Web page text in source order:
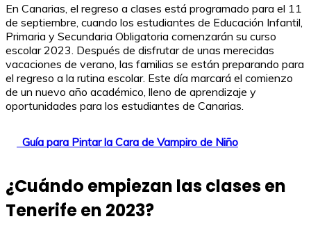
En Canarias, el regreso a clases está programado para el 11
de septiembre, cuando los estudiantes de Educación Infantil,
Primaria y Secundaria Obligatoria comenzarán su curso
escolar 2023. Después de disfrutar de unas merecidas
vacaciones de verano, las familias se están preparando para
el regreso a la rutina escolar. Este día marcará el comienzo
de un nuevo año académico, lleno de aprendizaje y
oportunidades para los estudiantes de Canarias.
Guía para Pintar la Cara de Vampiro de Niño
¿Cuándo empiezan las clases en
Tenerife en 2023?